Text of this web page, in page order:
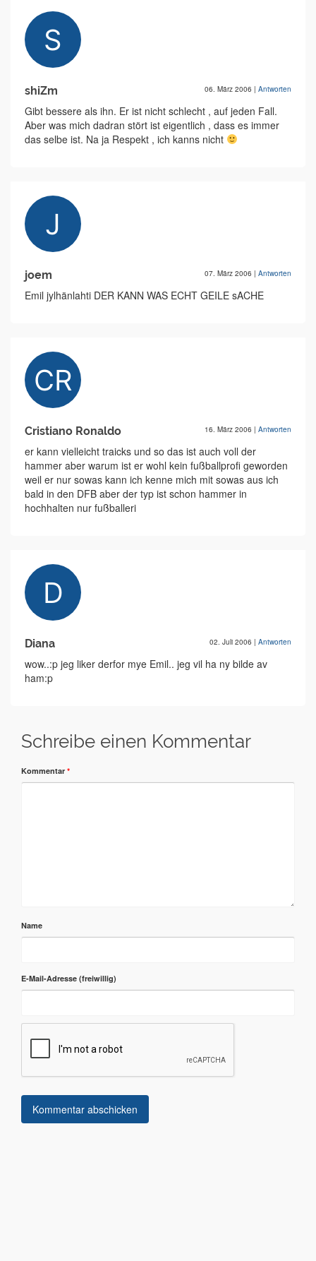
shiZm 06. März 2006 | Antworten
Gibt bessere als ihn. Er ist nicht schlecht , auf jeden Fall.
Aber was mich dadran stört ist eigentlich , dass es immer
das selbe ist. Na ja Respekt , ich kanns nicht
joem 07. März 2006 | Antworten
Emil jylhänlahti DER KANN WAS ECHT GEILE sACHE
Cristiano Ronaldo 16. März 2006 | Antworten
er kann vielleicht traicks und so das ist auch voll der
hammer aber warum ist er wohl kein fußballprofi geworden
weil er nur sowas kann ich kenne mich mit sowas aus ich
bald in den DFB aber der typ ist schon hammer in
hochhalten nur fußballeri
Diana 02. Juli 2006 | Antworten
wow..:p jeg liker derfor mye Emil.. jeg vil ha ny bilde av
ham:p
Schreibe einen Kommentar
Kommentar *
Name
E-Mail-Adresse